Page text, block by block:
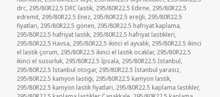
drc, 295/80R22.5 DRC lastik, 295/80R22.5 Edirne, 295/80R22.5
edremit, 295/80R22.5 Enez, 295/80R22.5 ereğli, 295/80R22.5
fiyatları, 295/80R22.5 gönen, 295/80R22.5 hafriyat kaplama,
295/80R22.5 hafriyat lastik, 295/80R22.5 hafriyat lastikleri,
295/80R22.5 Havsa, 295/80R22.5 ikinci el ayvalık, 295/80R22.5 ikinci
el lastik çorum, 295/80R22.5 ikinci el lastik ocaklar, 295/80R22.5
ikinci el susurluk, 295/80R22.5 İpsala, 295/80R22.5 İstanbul,
295/80R22.5 İstanbul otogar, 295/80R22.5 İstanbul yarasız,
295/80R22.5 kamyon lastiği, 295/80R22.5 kamyon lastik,
295/80R22.5 kamyon lastik fiyatları, 295/80R22.5 kaplama lastikler,